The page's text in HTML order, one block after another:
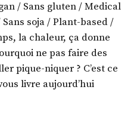
/ Sans gluten / Medical
soja / Plant-based /
la chaleur, ça donne
ne pas faire des
pique-niquer ? C’est ce
livre aujourd’hui